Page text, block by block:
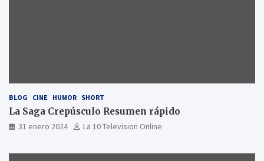
BLOG CINE HUMOR SHORT
La Saga Crepúsculo Resumen rápido
31 enero 2024 La 10 Television Online